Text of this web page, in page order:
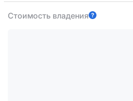
Стоимость владения